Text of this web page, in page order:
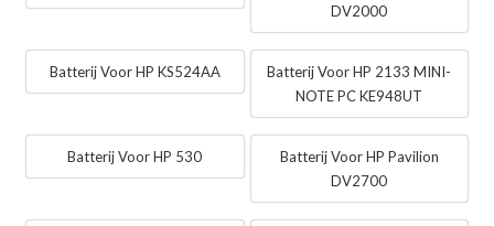
DV2000
Batterij Voor HP KS524AA
Batterij Voor HP 2133 MINI-
NOTE PC KE948UT
Batterij Voor HP 530
Batterij Voor HP Pavilion
DV2700